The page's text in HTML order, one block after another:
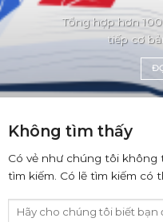
Tổng hợp hơn
tiếp cơ
Không tìm thấy
Có vẻ như chúng tôi
tìm kiếm. Có lẽ tìm kiếm có